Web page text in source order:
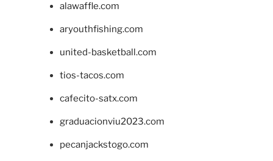
alawaffle.com
aryouthfishing.com
united-basketball.com
tios-tacos.com
cafecito-satx.com
graduacionviu2023.com
pecanjackstogo.com